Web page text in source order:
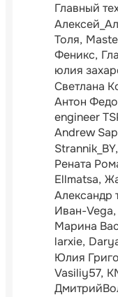
Главный
Толя
Феникс
юлия
Светлана
Антон
engineer
Andrew
Strannik_BY
Рената
Ellmatsa
Александр
Иван-Vega
Марина
larxie
Юлия
Vasiliy57